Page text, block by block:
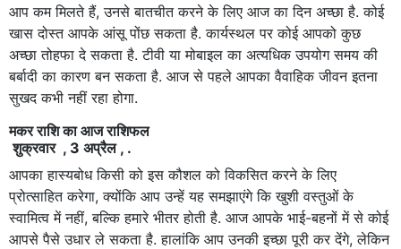
आप कम मिलते हैं, उनसे बातचीत करने के लिए आज का दिन अच्छा है. कोई
खास दोस्त आपके आंसू पोंछ सकता है. कार्यस्थल पर कोई आपको कुछ
अच्छा तोहफा दे सकता है. टीवी या मोबाइल का अत्यधिक उपयोग समय की
बर्बादी का कारण बन सकता है. आज से पहले आपका वैवाहिक जीवन इतना
सुखद कभी नहीं रहा होगा.
मकर राशि का आज राशिफल
शुक्रवार , 3 अप्रैल , .
आपका हास्यबोध किसी को इस कौशल को विकसित करने के लिए
प्रोत्साहित करेगा, क्योंकि आप उन्हें यह समझाएंगे कि खुशी वस्तुओं के
स्वामित्व में नहीं, बल्कि हमारे भीतर होती है. आज आपके भाई-बहनों में से कोई
आपसे पैसे उधार ले सकता है. हालांकि आप उनकी इच्छा पूरी कर देंगे, लेकिन